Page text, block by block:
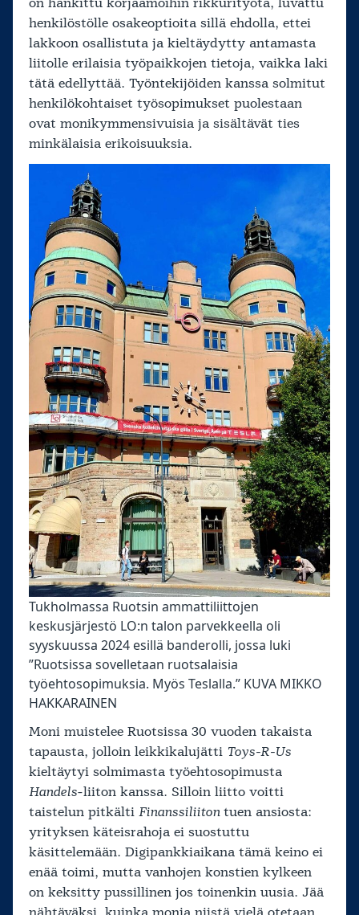
henkilöstölle osakeoptioita sillä ehdolla, ettei
lakkoon osallistuta ja kieltäydytty antamasta
liitolle erilaisia työpaikkojen tietoja, vaikka laki
tätä edellyttää. Työntekijöiden kanssa solmitut
henkilökohtaiset työsopimukset puolestaan
ovat monikymmensivuisia ja sisältävät ties
minkälaisia erikoisuuksia.
Tukholmassa Ruotsin ammattiliittojen
keskusjärjestö LO:n talon parvekkeella oli
syyskuussa 2024 esillä banderolli, jossa luki
”Ruotsissa sovelletaan ruotsalaisia ​​
työehtosopimuksia. Myös Teslalla.” KUVA MIKKO
HAKKARAINEN
Moni muistelee Ruotsissa 30 vuoden takaista
tapausta, jolloin leikkikalujätti Toys-R-Us
kieltäytyi solmimasta työehtosopimusta
Handels-liiton kanssa. Silloin liitto voitti
taistelun pitkälti Finanssiliitontuen ansiosta:
yrityksen käteisrahoja ei suostuttu
käsittelemään. Digipankkiaikana tämä keino ei
enää toimi, mutta vanhojen konstien kylkeen
on keksitty pussillinen jos toinenkin uusia. Jää